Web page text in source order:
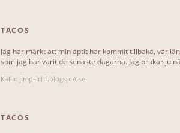
TACOS
Jag har märkt att min aptit har kommit tillbaka, var
som jag har varit de senaste dagarna. Jag brukar ju
Källa: jimpslchf.blogspot.se
TACOS